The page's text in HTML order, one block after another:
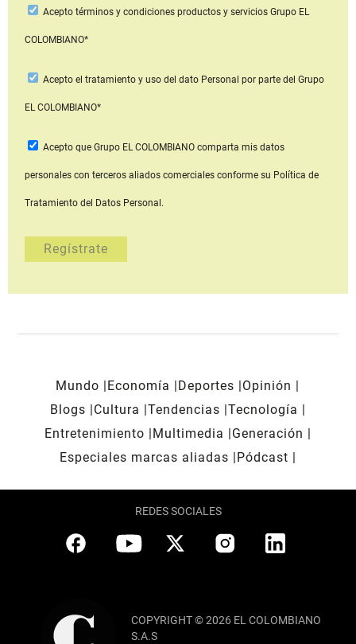
Aceptotérminos y condiciones productos y serviciosGrupo EL
COLOMBIANO*
Acepto el tratamiento y uso del dato Personal por parte del Grupo
EL COLOMBIANO*
Acepto que Grupo EL COLOMBIANOcomparta mis datos
personales con terceros aliados comerciales conforme su Política de
Tratamiento del Datos Personal.
Mundo Economía Deportes
Opinión
Blogs
Cultura Tendencias Tecnología
Entretenimiento
Multimedia
Generación
Especiales marcas aliadas
Pódcast
REDES SOCIALES
COPYRIGHT © 2026 EL COLOMBIANO
S.A.S